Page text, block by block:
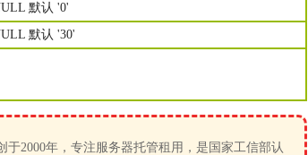
默认 '0'
默认 '30'
于2000年，专注服务器托管租用，是国家工信部认